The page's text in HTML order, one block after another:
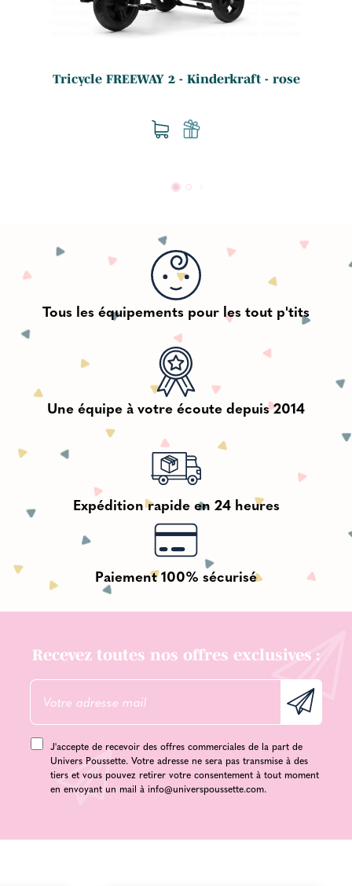
Tricycle FREEWAY 2 - Kinderkraft - rose
Tous les équipements pour les tout p'tits
Une équipe à votre écoute depuis 2014
Expédition rapide en 24 heures
Paiement 100% sécurisé
Recevez toutes nos offres exclusives :
J'accepte de recevoir des offres commerciales de la part de
Univers Poussette. Votre adresse ne sera pas transmise à des
tiers et vous pouvez retirer votre consentement à tout moment
en envoyant un mail à info@universpoussette.com.